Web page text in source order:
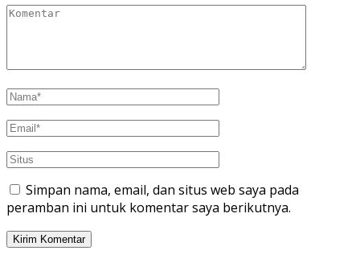
Simpan nama, email, dan situs web saya pada
peramban ini untuk komentar saya berikutnya.